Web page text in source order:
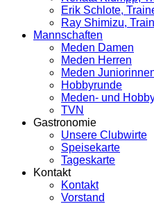
Erik Schlote,
Ray Shimizu,
Mannschaften
Meden Damen
Meden Herren
Meden
Hobbyrunde
Meden- und
TVN
Gastronomie
Unsere Clubwirte
Speisekarte
Tageskarte
Kontakt
Kontakt
Vorstand